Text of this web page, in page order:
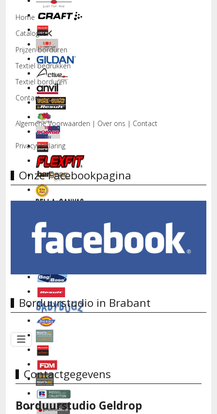
Home
Catalogus
Prijzen borduren
Textiel bedrukken
Textiel borduren
Contact
Algemene Voorwaarden | Over ons | Contact
Privacyverklaring
Onze Facebookpagina
Borduurstudio in Brabant
Contactgegevens
Borduurstudio Geldrop